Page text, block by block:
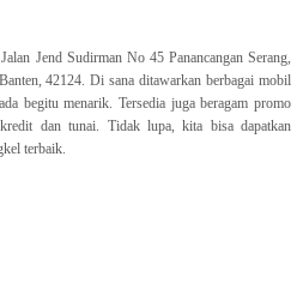
Jend Sudirman No 45 Panancangan Serang,
42124. Di sana ditawarkan berbagai mobil
begitu menarik. Tersedia juga beragam promo
dan tunai. Tidak lupa, kita bisa dapatkan
terbaik.